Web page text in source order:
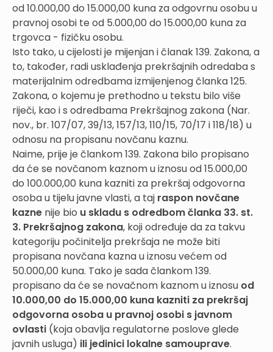
od 10.000,00 do 15.000,00 kuna za odgovrnu osobu u
pravnoj osobi te od 5.000,00 do 15.000,00 kuna za
trgovca - fizičku osobu.
Isto tako, u cijelosti je mijenjan i članak 139. Zakona, a
to, također, radi usklađenja prekršajnih odredaba s
materijalnim odredbama izmijenjenog članka 125.
Zakona, o kojemu je prethodno u tekstu bilo više
riječi, kao i s odredbama Prekršajnog zakona (Nar.
nov., br. 107/07, 39/13, 157/13, 110/15, 70/17 i 118/18) u
odnosu na propisanu novčanu kaznu.
Naime, prije je člankom 139. Zakona bilo propisano
da će se novčanom kaznom u iznosu od 15.000,00
do 100.000,00 kuna kazniti za prekršaj odgovorna
osoba u tijelu javne vlasti, a taj raspon novčane
kazne nije bio u skladu s odredbom članka 33. st.
3. Prekršajnog zakona, koji određuje da za takvu
kategoriju počinitelja prekršaja ne može biti
propisana novčana kazna u iznosu većem od
50.000,00 kuna. Tako je sada člankom 139.
propisano da će se novačnom kaznom u iznosu od
10.000,00 do 15.000,00 kuna kazniti za prekršaj
odgovorna osoba u pravnoj osobi s javnom
ovlasti (koja obavlja regulatorne poslove glede
javnih usluga) ili jedinici lokalne samouprave.